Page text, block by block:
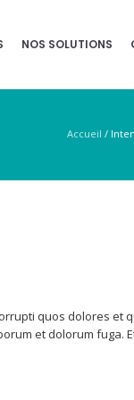
NOS SOLUTIONS
Accueil /
quos dolores et
et dolorum fuga.